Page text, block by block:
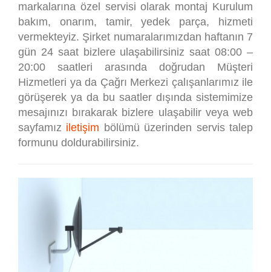
markalarına özel servisi olarak montaj Kurulum
bakım, onarım, tamir, yedek parça, hizmeti
vermekteyiz. Şirket numaralarımızdan haftanın 7
gün 24 saat bizlere ulaşabilirsiniz saat 08:00 –
20:00 saatleri arasında doğrudan Müşteri
Hizmetleri ya da Çağrı Merkezi çalışanlarımız ile
görüşerek ya da bu saatler dışında sistemimize
mesajınızı bırakarak bizlere ulaşabilir veya web
sayfamız iletişim bölümü üzerinden servis talep
formunu doldurabilirsiniz.